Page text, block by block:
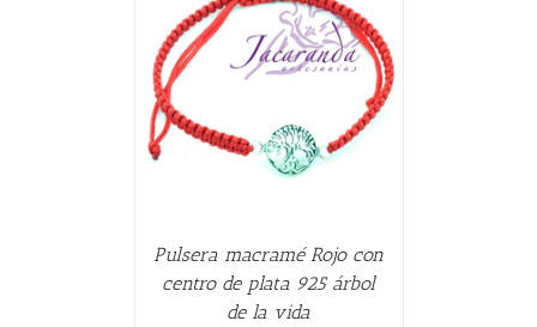
Pulsera macramé Rojo con
centro de plata 925 árbol
de la vida